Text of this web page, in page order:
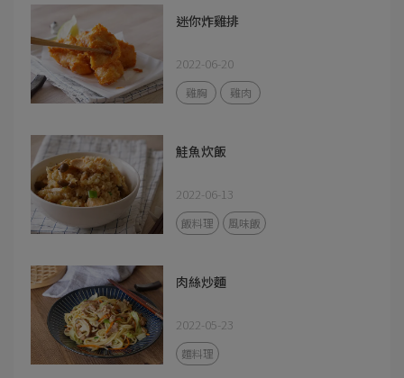
迷你炸雞排
2022-06-20
雞胸 雞肉
鮭魚炊飯
2022-06-13
飯料理 風味飯
肉絲炒麵
2022-05-23
麵料理